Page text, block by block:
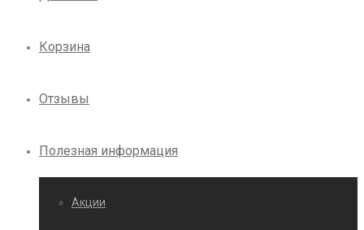
Корзина
Отзывы
Полезная информация
Акции